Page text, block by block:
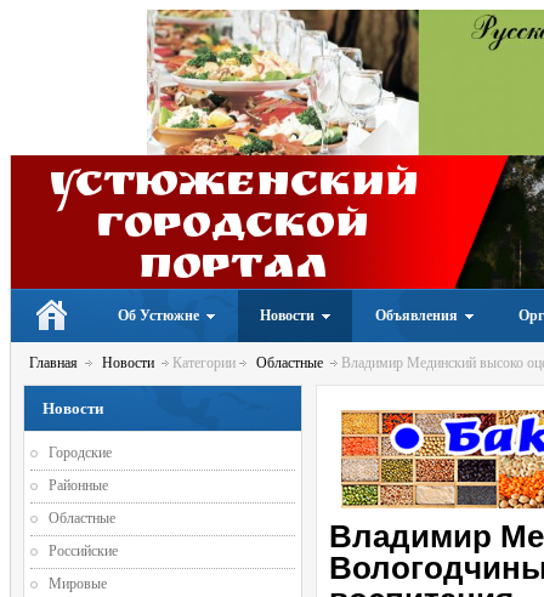
Устюженский
Городской
портал
Об Устюжне Новости Объявления
Главная Новости Категории Областные Владимир Мединский высоко
Владимир
Новости
Городские
Районные
Областные
Российские
Мировые